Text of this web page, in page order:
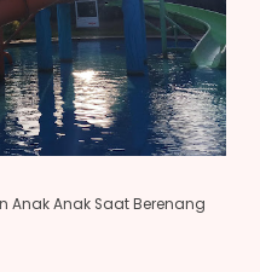
Anak Anak Saat Berenang